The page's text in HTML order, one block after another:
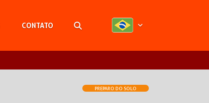
Pesquisar
CONTATO
PREPARO DO SOLO